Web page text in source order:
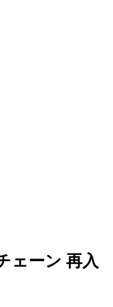
ェーン 再入